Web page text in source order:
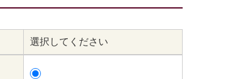
選択してください